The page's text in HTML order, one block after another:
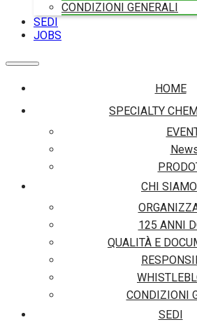
CONDIZIONI GENERALI
SEDI
JOBS
HOME
SPECIALTY
CHI SIAMO
125 ANNI
QUALITÀ E
CONDIZIONI
SEDI